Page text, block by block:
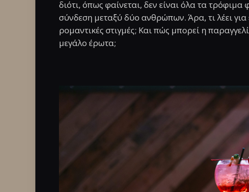
διότι, όπως φαίνεται, δεν είναι όλα τα
σύνδεση μεταξύ δύο ανθρώπων. Άρα, τι λέει
ρομαντικές στιγμές; Και πώς μπορεί η
μεγάλο έρωτα;